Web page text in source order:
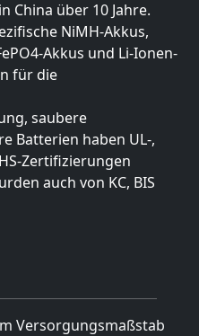
China über 10 Jahre.
NiMH-Akkus,
Akkus und Li-Ionen-
für die
saubere
Batterien haben UL-,
Zertifizierungen
auch von KC, BIS
Versorgungsmaßstab